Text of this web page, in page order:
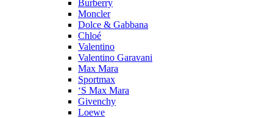
Burberry
Moncler
Dolce & Gabbana
Chloé
Valentino
Valentino Garavani
Max Mara
Sportmax
‘S Max Mara
Givenchy
Loewe